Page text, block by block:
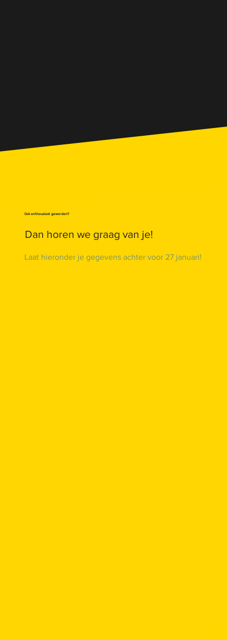
Ook enthousiast geworden?
Dan horen we graag van je!
Laat hieronder je gegevens achter voor 27 januari!